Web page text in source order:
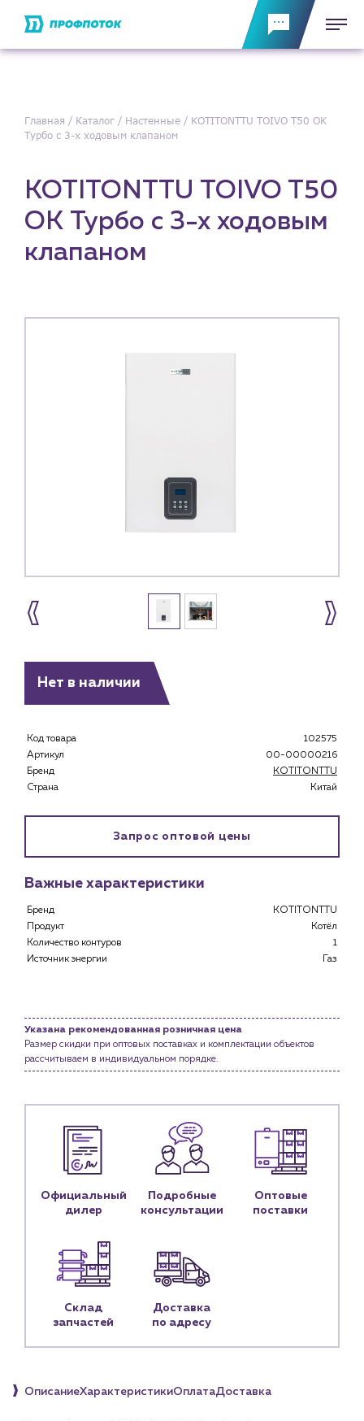
Специализированным магазинам
Застройщикам
О компании
История компании
Услуги
Доставка
Портфолио
Новости
Блог
Главная Каталог Настенные
KOTITONTTU TOIVO T50 OK
Турбо с 3-х ходовым клапаном
KOTITONTTU TOIVO T50
OK Турбо с 3-х ходовым
клапаном
Нет в наличии
Код товара
102575
Артикул
00-00000216
Бренд
KOTITONTTU
Страна
Китай
Запрос оптовой цены
Важные характеристики
Бренд
KOTITONTTU
Продукт
Котёл
Количество контуров
1
Источник энергии
Газ
Указана рекомендованная розничная цена
Размер скидки при оптовых поставках и комплектации объектов
рассчитываем в индивидуальном порядке.
Официальный
дилер
Подробные
консультации
Оптовые
поставки
Склад
запчастей
Доставка
по адресу
ОписаниеХарактеристикиОплатаДоставка